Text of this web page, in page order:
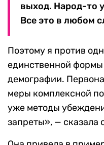
выход. Народ-то
Все это в любом
Поэтому я против
единственной
демографии.
меры комплексной
уже методы
запреты», — сказала